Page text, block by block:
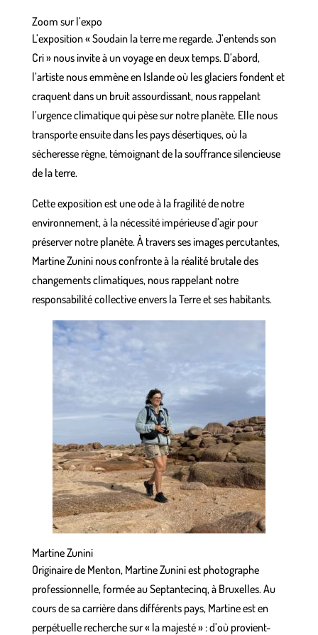
Zoom sur l’expo
L’exposition « Soudain la terre me regarde. J’entends son
Cri » nous invite à un voyage en deux temps. D’abord,
l’artiste nous emmène en Islande où les glaciers fondent et
craquent dans un bruit assourdissant, nous rappelant
l’urgence climatique qui pèse sur notre planète. Elle nous
transporte ensuite dans les pays désertiques, où la
sécheresse règne, témoignant de la souffrance silencieuse
de la terre.
Cette exposition est une ode à la fragilité de notre
environnement, à la nécessité impérieuse d’agir pour
préserver notre planète. À travers ses images percutantes,
Martine Zunini nous confronte à la réalité brutale des
changements climatiques, nous rappelant notre
responsabilité collective envers la Terre et ses habitants.
Martine Zunini
Originaire de Menton, Martine Zunini est photographe
professionnelle, formée au Septantecinq, à Bruxelles. Au
cours de sa carrière dans différents pays, Martine est en
perpétuelle recherche sur « la majesté » : d’où provient-